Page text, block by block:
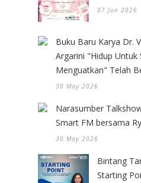
07 Jun 2026
Buku Baru Karya Dr.
Argarini "Hidup Untuk
Menguatkan" Telah
30 May 2026
Narasumber
Smart FM bersama
30 May 2026
Bintang
Starting